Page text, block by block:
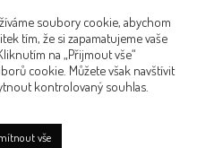
a WC kartu. Z peněz
soubory cookie, abychom
tím, že si zapamatujeme vaše
na „Přijmout vše“
cookie. Můžete však navštívit
kontrolovaný souhlas.
vše